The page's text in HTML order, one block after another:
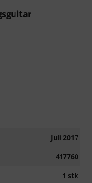
Juli 2017
417760
1 stk